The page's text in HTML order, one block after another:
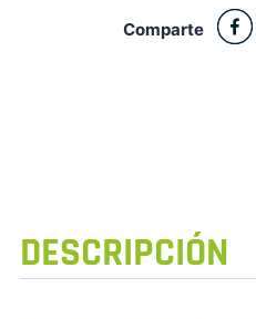
Comparte
DESCRIPCIÓN